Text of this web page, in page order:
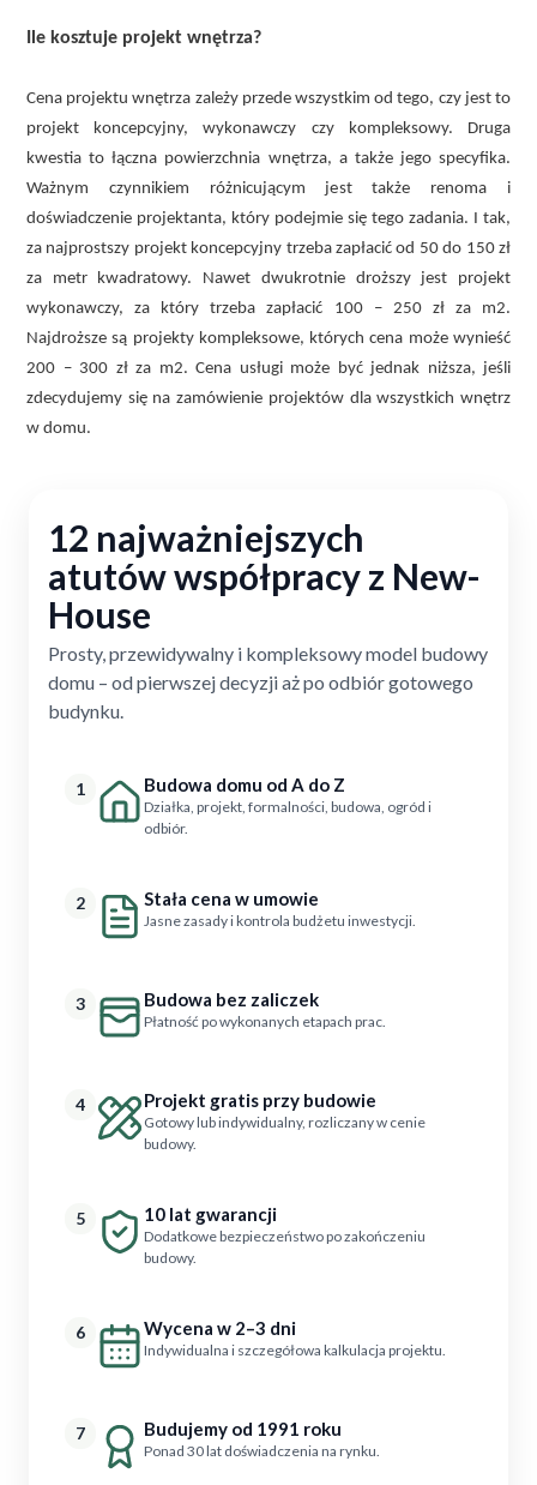
Ile kosztuje projekt wnętrza?
Cena projektu wnętrza zależy przede wszystkim od tego, czy jest to
projekt koncepcyjny, wykonawczy czy kompleksowy. Druga
kwestia to łączna powierzchnia wnętrza, a także jego specyfika.
Ważnym czynnikiem różnicującym jest także renoma i
doświadczenie projektanta, który podejmie się tego zadania. I tak,
za najprostszy projekt koncepcyjny trzeba zapłacić od 50 do 150 zł
za metr kwadratowy. Nawet dwukrotnie droższy jest projekt
wykonawczy, za który trzeba zapłacić 100 – 250 zł za m2.
Najdroższe są projekty kompleksowe, których cena może wynieść
200 – 300 zł za m2. Cena usługi może być jednak niższa, jeśli
zdecydujemy się na zamówienie projektów dla wszystkich wnętrz
w domu.
12 najważniejszych
atutów współpracy z New-
House
Prosty, przewidywalny i kompleksowy model budowy
domu – od pierwszej decyzji aż po odbiór gotowego
budynku.
1 Budowa domu od A do Z
Działka, projekt, formalności, budowa, ogród i
odbiór.
2 Stała cena w umowie
Jasne zasady i kontrola budżetu inwestycji.
3 Budowa bez zaliczek
Płatność po wykonanych etapach prac.
4 Projekt gratis przy budowie
Gotowy lub indywidualny, rozliczany w cenie
budowy.
5 10 lat gwarancji
Dodatkowe bezpieczeństwo po zakończeniu
budowy.
6 Wycena w 2–3 dni
Indywidualna i szczegółowa kalkulacja projektu.
7 Budujemy od 1991 roku
Ponad 30 lat doświadczenia na rynku.